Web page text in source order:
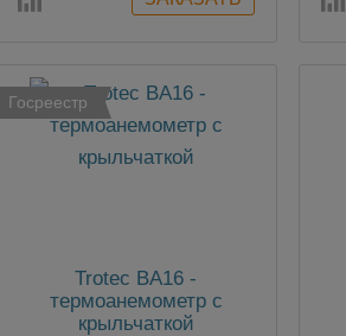
Госреестр
Trotec BA16 -
термоанемометр с
крыльчаткой